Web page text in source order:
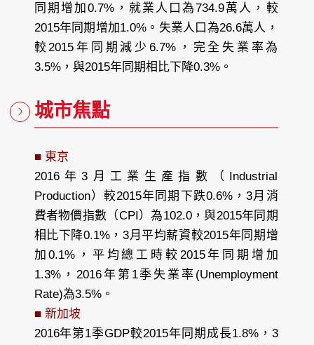
同期增加0.7%，就業人口為734.9萬人，較
2015年同期增加1.0%。失業人口為26.6萬人，
較2015年同期減少6.7%，完全失業率為
3.5%，與2015年同期相比下降0.3%。
城市焦點
■ 東京
2016年3月工業生產指數（Industrial
Production）較2015年同期下跌0.6%，3月消
費者物價指數（CPI）為102.0，與2015年同期
相比下降0.1%，3月平均薪資較2015年同期增
加0.1%，平均總工時較2015年同期增加
1.3%，2016年第1季失業率(Unemployment
Rate)為3.5%。
■ 新加坡
2016年第1季GDP較2015年同期成長1.8%，3